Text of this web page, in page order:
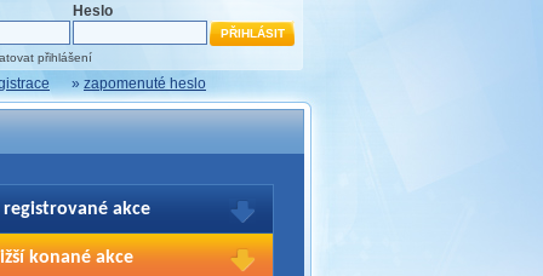
Heslo
přihlášení
» zapomenuté heslo
registrované akce
Vašich registrací na akce
přihlašte.
konané akce